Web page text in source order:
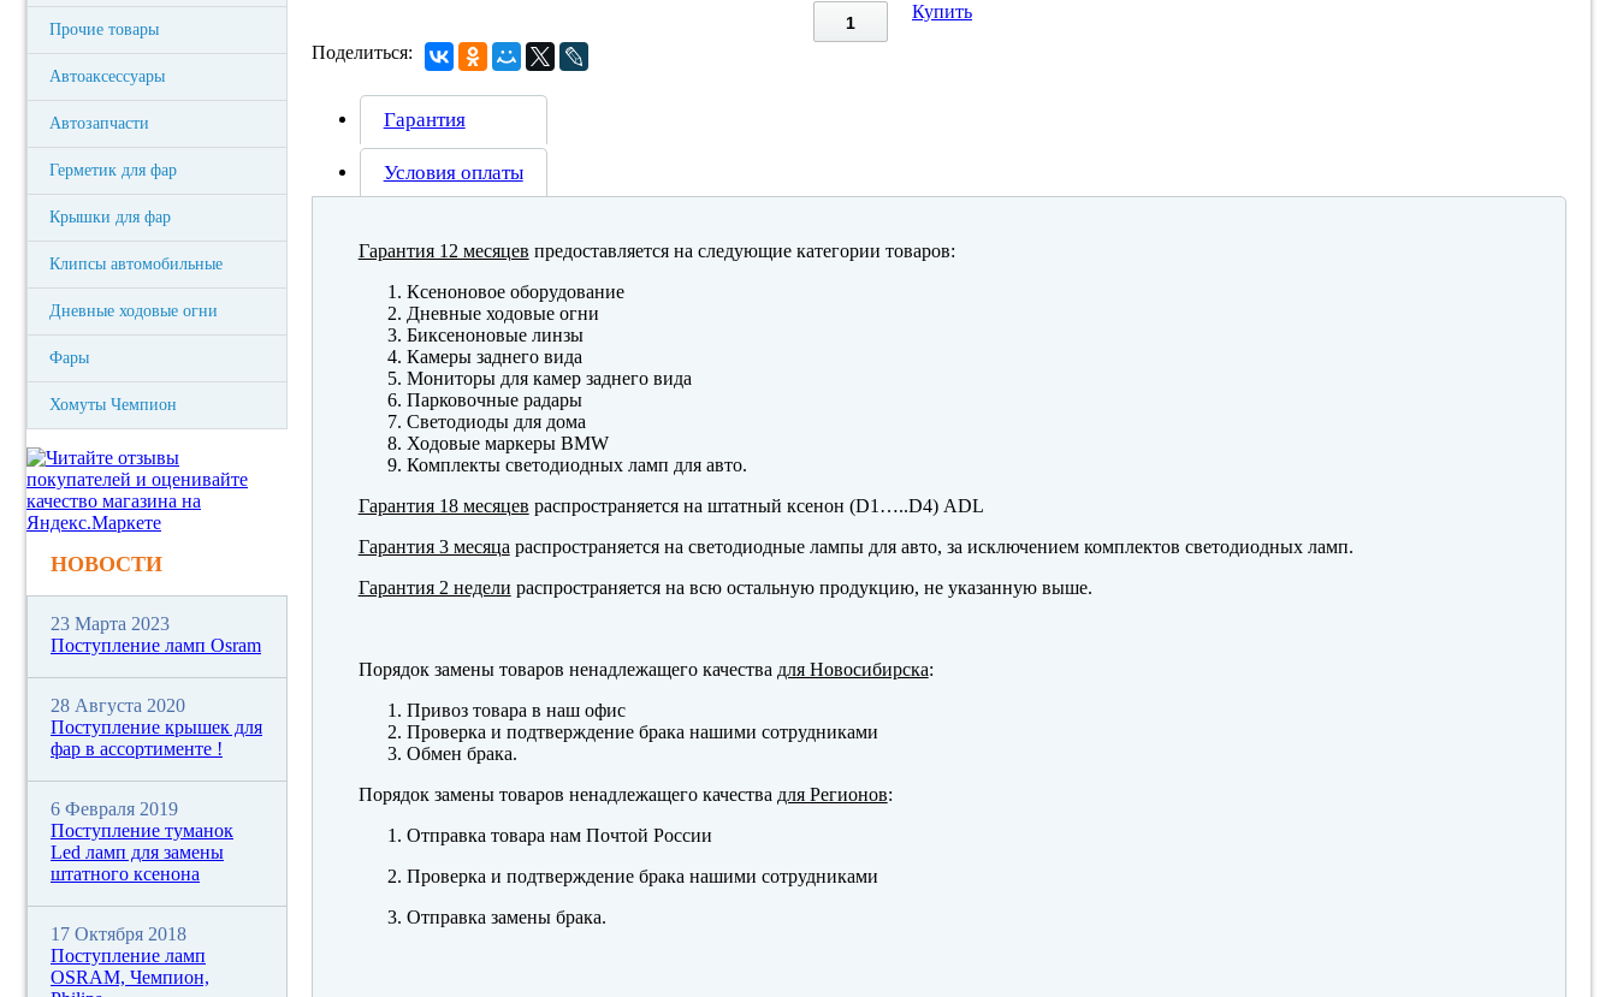
Прочие товары
Автоаксессуары
Автозапчасти
Герметик для фар
Крышки для фар
Клипсы автомобильные
Дневные ходовые огни
Фары
Хомуты Чемпион
Купить
Поделиться:
Гарантия
Условия оплаты
Гарантия 12 месяцев предоставляется на следующие категории товаров:
Ксеноновое оборудование
Дневные ходовые огни
Биксеноновые линзы
Камеры заднего вида
Мониторы для камер заднего вида
Парковочные радары
Светодиоды для дома
Ходовые маркеры BMW
Комплекты светодиодных ламп для авто.
Гарантия 18 месяцев распространяется на штатный ксенон (D1…..D4) ADL
Гарантия 3 месяца распространяется на светодиодные лампы для авто, за исключением комплектов светодиодных ламп.
Гарантия 2 недели распространяется на всю остальную продукцию, не указанную выше.
Порядок замены товаров ненадлежащего качества для Новосибирска:
Привоз товара в наш офис
Проверка и подтверждение брака нашими сотрудниками
Обмен брака.
Порядок замены товаров ненадлежащего качества для Регионов:
Отправка товара нам Почтой России
Проверка и подтверждение брака нашими сотрудниками
Отправка замены брака.
НОВОСТИ
23 Марта 2023
Поступление ламп Osram
28 Августа 2020
Поступление крышек для
фар в ассортименте !
6 Февраля 2019
Поступление туманок
Led ламп для замены
штатного ксенона
17 Октября 2018
Поступление ламп
OSRAM, Чемпион,